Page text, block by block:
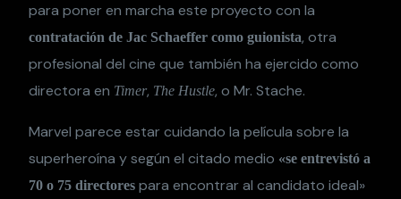
para poner en marcha este proyecto con la
contratación de Jac Schaeffer como guionista, otra
profesional del cine que también ha ejercido como
directora en Timer, The Hustle, o Mr. Stache.
Marvel parece estar cuidando la película sobre la
superheroína y según el citado medio «se entrevistó a
70 o 75 directores para encontrar al candidato ideal»